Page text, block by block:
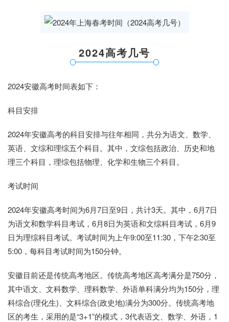
2024高考几号
2024安徽高考时间表如下：
科目安排
2024年安徽高考的科目安排与往年相同，共分为语文、数学、
英语、文综和理综五个科目。其中，文综包括政治、历史和地
理三个科目，理综包括物理、化学和生物三个科目。
考试时间
2024年安徽高考时间为6月7日至9日，共计3天。其中，6月7日
为语文和数学科目考试，6月8日为英语和文综科目考试，6月9
日为理综科目考试。考试时间为上午9:00至11:30，下午2:30至
5:00，每科目考试时间为150分钟。
安徽目前还是传统高考地区。传统高考地区高考满分是750分，
其中语文、文科数学、理科数学、外语单科满分均为150分，理
科综合(理化生)、文科综合(政史地)满分为300分。传统高考地
区的考生，采用的是“3+1”的模式，3代表语文、数学、外语，1